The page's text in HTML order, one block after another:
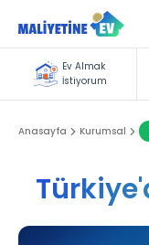
Ev Almak
İstiyorum
Anasayfa Kurumsal